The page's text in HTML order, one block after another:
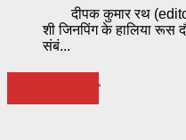
दीपक कुमार रथ (
शी जिनपिंग के हालिया रूस
संबं...